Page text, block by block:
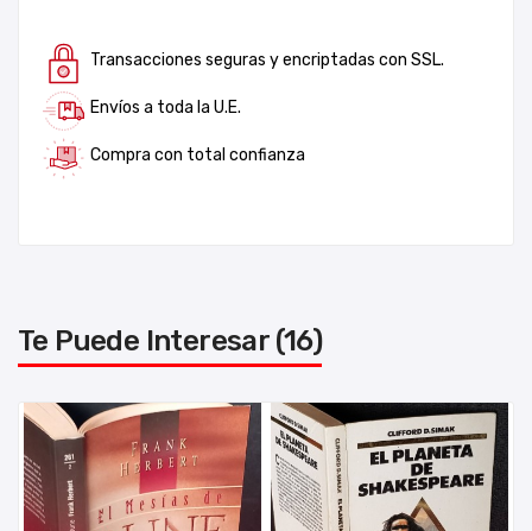
Transacciones seguras y encriptadas con SSL.
Envíos a toda la U.E.
Compra con total confianza
Te Puede Interesar (16)